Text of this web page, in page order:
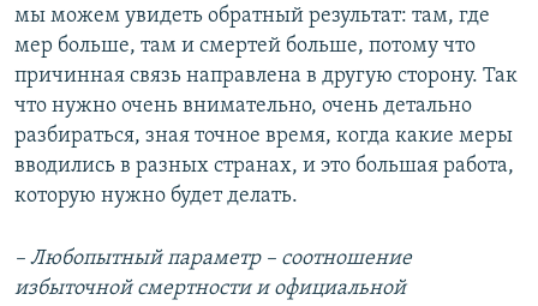
мы можем увидеть обратный результат: там, где
мер больше, там и смертей больше, потому что
причинная связь направлена в другую сторону. Так
что нужно очень внимательно, очень детально
разбираться, зная точное время, когда какие меры
вводились в разных странах, и это большая работа,
которую нужно будет делать.
– Любопытный параметр – соотношение
избыточной смертности и официальной